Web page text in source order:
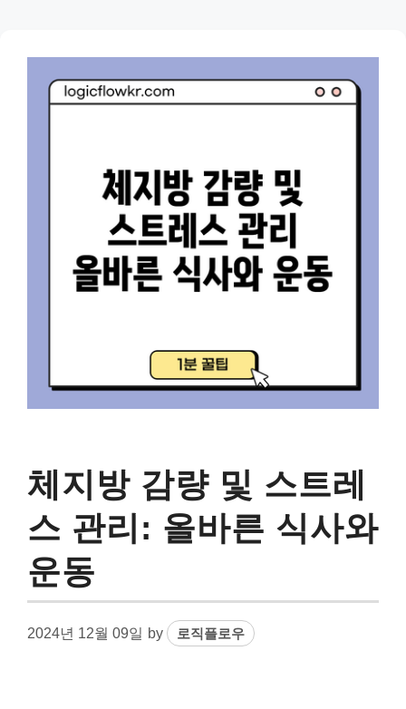
체지방 감량 및 스트레
스 관리: 올바른 식사와
운동
2024년 12월 09일 by 로직플로우